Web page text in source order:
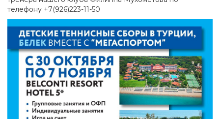
телефону +7(926)223-11-50